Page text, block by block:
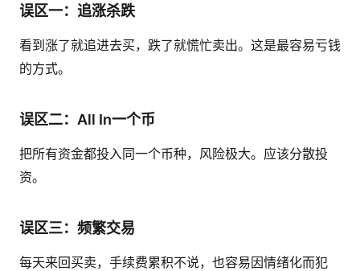
误区一：追涨杀跌
看到涨了就追进去买，跌了就慌忙卖出。这是最容易亏钱
的方式。
误区二：All In一个币
把所有资金都投入同一个币种，风险极大。应该分散投
资。
误区三：频繁交易
每天来回买卖，手续费累积不说，也容易因情绪化而犯